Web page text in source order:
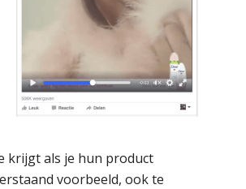
krijgt als je hun product
voorbeeld, ook te